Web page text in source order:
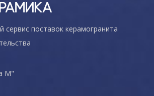
сервис поставок керамогранита
М"